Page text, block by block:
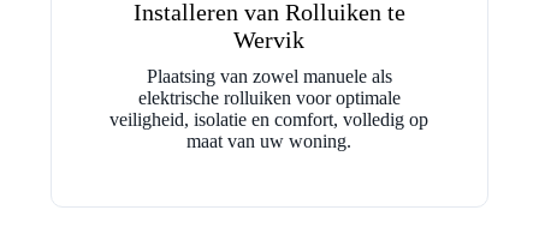
Installeren van Rolluiken te
Wervik
Plaatsing van zowel manuele als
elektrische rolluiken voor optimale
veiligheid, isolatie en comfort, volledig op
maat van uw woning.